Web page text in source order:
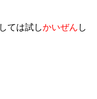
しては試しかいぜん し